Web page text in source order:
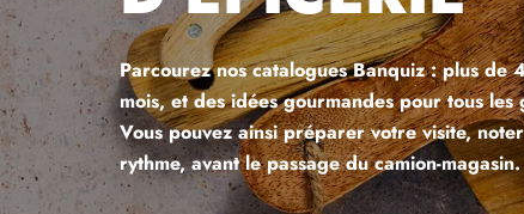
Parcourez nos catalogues Banquiz : plus
mois, et des idées gourmandes pour tous
Vous pouvez ainsi préparer votre visite,
rythme, avant le passage du camion-magasin.